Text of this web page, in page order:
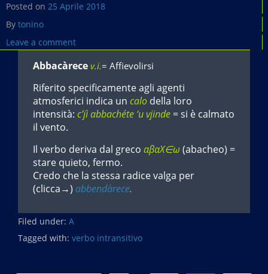
Posted on 25 Aprile 2018
By tonino
Leave a comment
Abbacàrece v.i.= Affievolirsi
Riferito specificamente agli agenti
atmosferici indica un calo della loro
intensità: c’jì abbachéte ‘u vjinde = si è calmato
il vento.
Il verbo deriva dal greco αβαΧ∈ω (abacheo) =
stare quieto, fermo.
Credo che la stessa radice valga per
(clicca→) abbendàrece.
Filed under: A
Tagged with: verbo intransitivo